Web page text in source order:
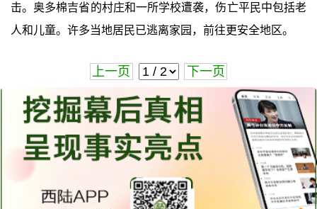
击。奥多棉吉省的村庄和一所学校遭袭，伤亡平民中包括老
人和儿童。许多当地居民已逃离家园，前往更安全地区。
上一页 下一页